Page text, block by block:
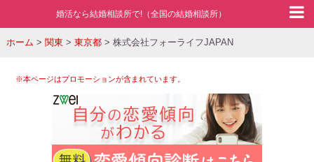
婚活なら結婚相談所で!（全国の結婚相談所）
ホーム > 関東 > 東京都> 株式会社フォーライフJAPAN
※本ページはプロモーションが含まれています。